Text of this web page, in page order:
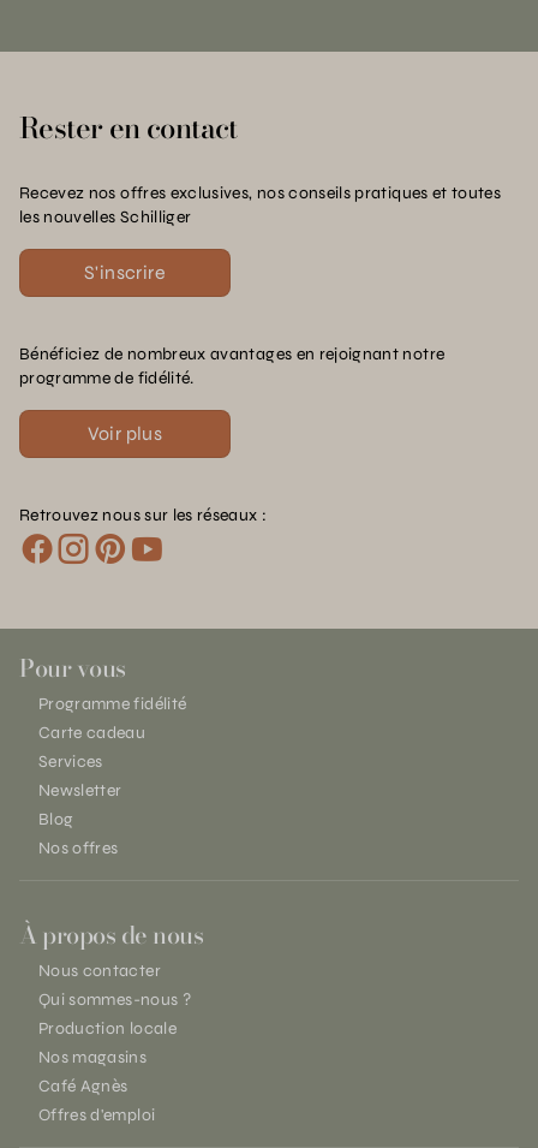
Rester en contact
Recevez nos offres exclusives, nos conseils pratiques et toutes
les nouvelles Schilliger
S'inscrire
Bénéficiez de nombreux avantages en rejoignant notre
programme de fidélité.
Voir plus
Retrouvez nous sur les réseaux :
Pour vous
Programme fidélité
Carte cadeau
Services
Newsletter
Blog
Nos offres
À propos de nous
Nous contacter
Qui sommes-nous ?
Production locale
Nos magasins
Café Agnès
Offres d'emploi